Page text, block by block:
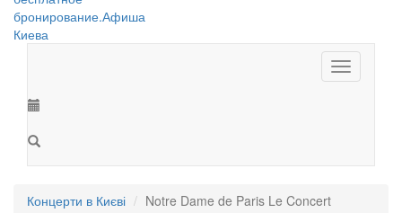
Toggle
navigation
Концерти в Києві Notre Dame de Paris Le Concert